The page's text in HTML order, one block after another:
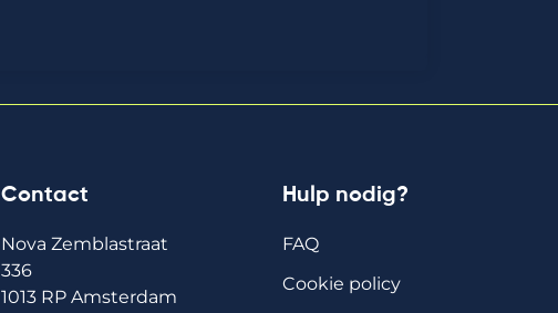
Contact
Nova Zemblastraat
336
1013 RP Amsterdam
Hulp nodig?
FAQ
Cookie policy